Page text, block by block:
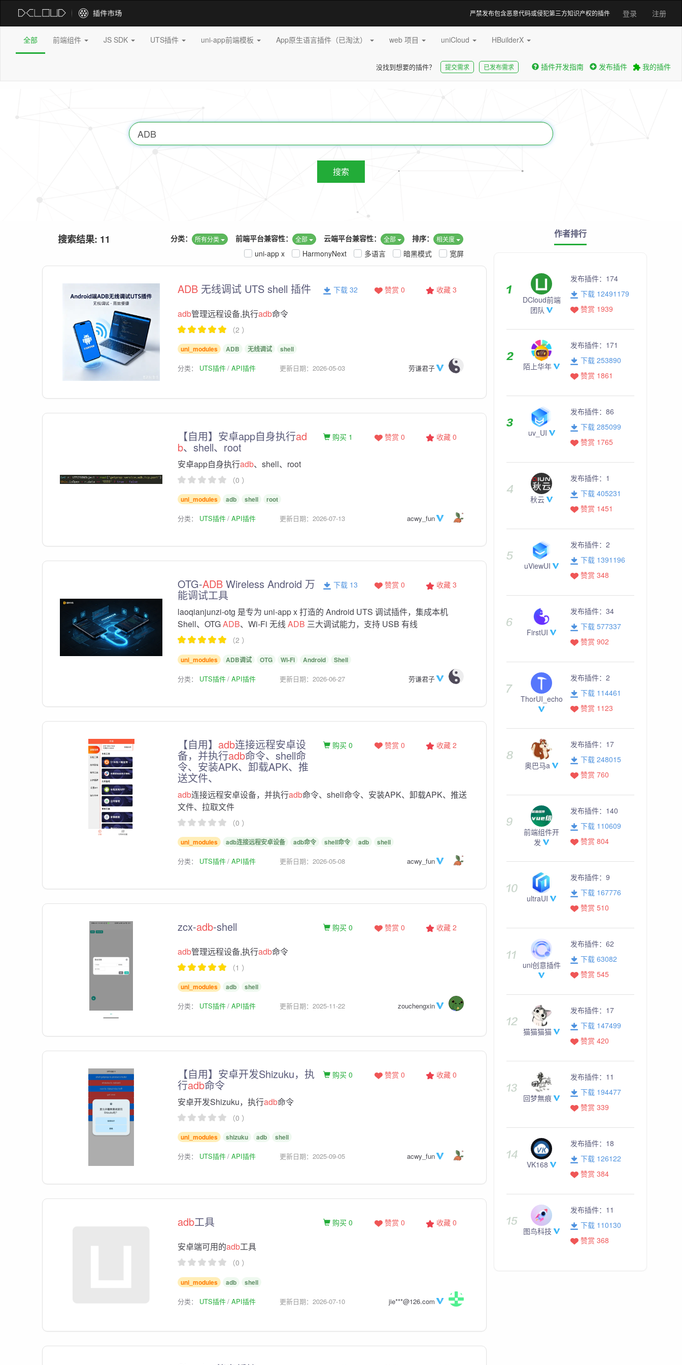
登录 注册
严禁发布包含恶意代码或侵犯第三方知识产权的插件
全部 前端组件 JS SDK UTS插件 uni-app前端模板 App原生语言插件（已淘汰） web 项目 uniCloud HBuilderX
没找到想要的插件？ 提交需求 已发布需求 插件开发指南 发布插件 我的插件
搜索
搜索结果: 11 排序： 相关度
云端平台兼容性： 全部
前端平台兼容性： 全部
分类： 所有分类
宽屏
暗黑模式
多语言
HarmonyNext
uni-app x
ADB无线调试 UTS shell 插件 收藏 3
赞赏 0
下载 32
adb管理远程设备,执行adb命令
（2 ）
uni_modules ADB 无线调试 shell
分类： UTS插件 API插件 更新日期：2026-05-03 劳谦君子
【自用】安卓app自身执行ad
b、shell、root
收藏 0
赞赏 0
购买 1
安卓app自身执行adb、shell、root
（0 ）
uni_modules adb shell root
分类： UTS插件 API插件 更新日期：2026-07-13 acwy_fun
OTG-ADBWireless Android 万
能调试工具
收藏 3
赞赏 0
下载 13
laoqianjunzi-otg 是专为 uni-app x 打造的 Android UTS 调试插件，集成本机
Shell、OTGADB、Wi-Fi 无线ADB 三大调试能力，支持 USB 有线
（2 ）
uni_modules ADB调试 OTG Wi-Fi Android Shell
分类： UTS插件 API插件 更新日期：2026-06-27 劳谦君子
【自用】 adb连接远程安卓设
备，并执行adb命令、shell命
令、安装APK、卸载APK、推
送文件、
收藏 2
赞赏 0
购买 0
adb连接远程安卓设备，并执行adb命令、shell命令、安装APK、卸载APK、推送
文件、拉取文件
（0 ）
uni_modules adb连接远程安卓设备 adb命令 shell命令 adb shell
分类： UTS插件 API插件 更新日期：2026-05-08 acwy_fun
zcx-adb-shell 收藏 2
赞赏 0
购买 0
adb管理远程设备,执行adb命令
（1 ）
uni_modules adb shell
分类： UTS插件 API插件 更新日期：2025-11-22 zouchengxin
【自用】安卓开发Shizuku，执
行adb命令
收藏 0
赞赏 0
购买 0
安卓开发Shizuku，执行adb命令
（0 ）
uni_modules shizuku adb shell
分类： UTS插件 API插件 更新日期：2025-09-05 acwy_fun
adb工具 收藏 0
赞赏 0
购买 0
安卓端可用的adb工具
（0 ）
uni_modules adb shell
分类： UTS插件 API插件 更新日期：2026-07-10 jie***@126.com
作者排行
DCloud前端
团队
发布插件： 174
下载 12491179
赞赏 1939
陌上华年
发布插件： 171
下载 253890
赞赏 1861
uv_UI
发布插件： 86
下载 285099
赞赏 1765
秋云
发布插件： 1
下载 405231
赞赏 1451
uViewUI
发布插件： 2
下载 1391196
赞赏 348
FirstUI
发布插件： 34
下载 577337
赞赏 902
ThorUI_echo
发布插件： 2
下载 114461
赞赏 1123
奥巴马a
发布插件： 17
下载 248015
赞赏 760
前端组件开
发
发布插件： 140
下载 110609
赞赏 804
ultraUI
发布插件： 9
下载 167776
赞赏 510
uni创意插件
发布插件： 62
下载 63082
赞赏 545
猫猫猫猫
发布插件： 17
下载 147499
赞赏 420
回梦無痕
发布插件： 11
下载 194477
赞赏 339
VK168
发布插件： 18
下载 126122
赞赏 384
图鸟科技
发布插件： 11
下载 110130
赞赏 368